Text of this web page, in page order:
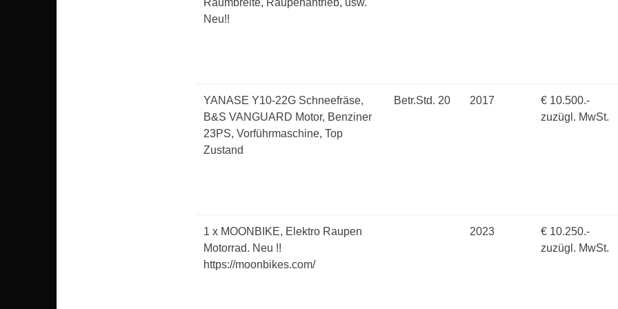
Räumbreite, Raupenantrieb, usw.
Neu!!
YANASE Y10-22G Schneefräse,
B&S VANGUARD Motor, Benziner
23PS, Vorführmaschine, Top
Zustand
Betr.Std. 20 2017
€ 10.500.-
zuzügl. MwSt.
1 x MOONBIKE, Elektro Raupen
Motorrad. Neu !!
https://moonbikes.com/
2023
€ 10.250.-
zuzügl. MwSt.